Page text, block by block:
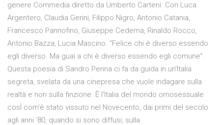
genere Commedia diretto da Umberto Carteni. Con Luca
Argentero, Claudia Gerini, Filippo Nigro, Antonio Catania,
Francesco Pannofino, Giuseppe Cederna, Rinaldo Rocco,
Antonio Bazza, Lucia Mascino. “Felice chi è diverso essendo
egli diverso. Ma guai a chi è diverso essendo egli comune”.
Questa poesia di Sandro Penna ci fa da guida in un’Italia
segreta, svelata da una cinepresa che vuole indagare sulla
realtà e non sulla finzione. È l’Italia del mondo omosessuale
cosÌ com’è stato vissuto nel Novecento, dai primi del secolo
agli anni ‘80, quando si sono diffusi, sulla